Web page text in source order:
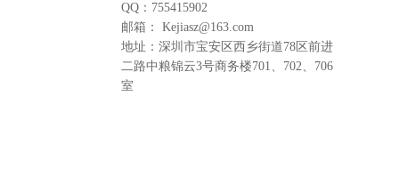
QQ： 755415902
邮箱：
Kejiasz@163.com
地址： 深圳市宝安区西乡街道78区前进
二路中粮锦云3号商务楼701、702、706
室